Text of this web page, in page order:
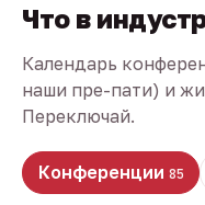
Что в
Календарь
наши пре-пати) и
Переключай.
Конференции 85